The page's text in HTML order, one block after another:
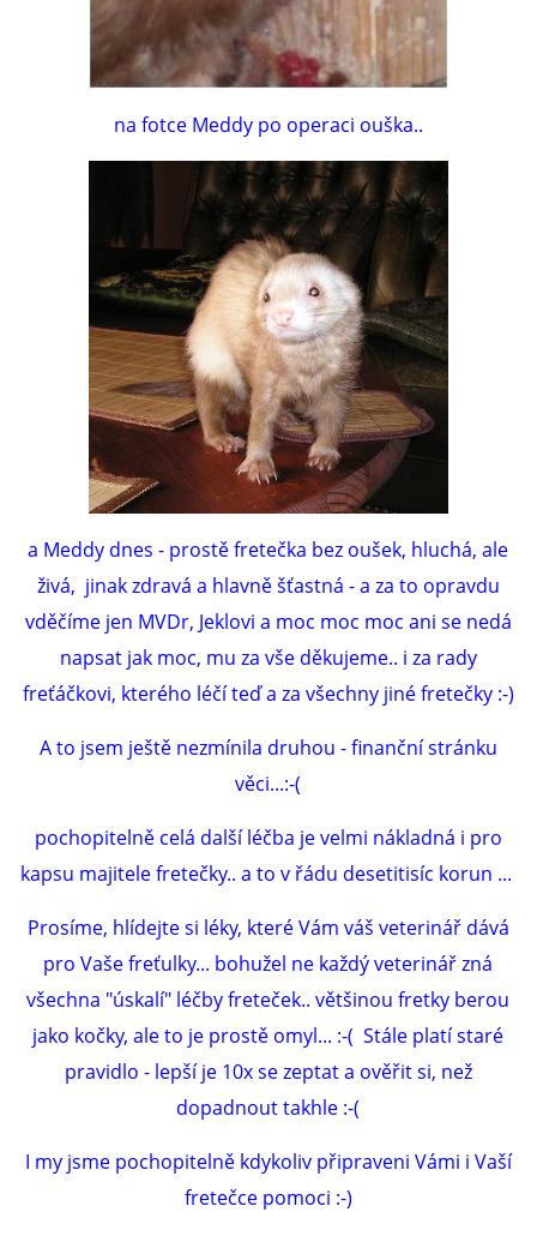
na fotce Meddy po operaci ouška..
a Meddy dnes - prostě fretečka bez oušek, hluchá, ale
živá, jinak zdravá a hlavně šťastná - a za to opravdu
vděčíme jen MVDr, Jeklovi a moc moc moc ani se nedá
napsat jak moc, mu za vše děkujeme.. i za rady
freťáčkovi, kterého léčí teď a za všechny jiné fretečky :-)
A to jsem ještě nezmínila druhou - finanční stránku
věci...:-(
pochopitelně celá další léčba je velmi nákladná i pro
kapsu majitele fretečky.. a to v řádu desetitisíc korun ...
Prosíme, hlídejte si léky, které Vám váš veterinář dává
pro Vaše freťulky... bohužel ne každý veterinář zná
všechna "úskalí" léčby freteček.. většinou fretky berou
jako kočky, ale to je prostě omyl... :-( Stále platí staré
pravidlo - lepší je 10x se zeptat a ověřit si, než
dopadnout takhle :-(
I my jsme pochopitelně kdykoliv připraveni Vámi i Vaší
fretečce pomoci :-)